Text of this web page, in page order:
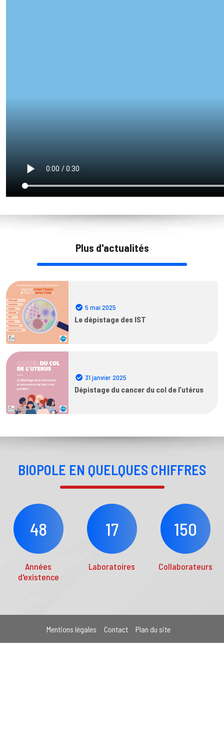
Plus d'actualités
5 mai 2025
Le dépistage des IST
31 janvier 2025
Dépistage du cancer du col de l’utérus
BIOPOLE EN QUELQUES CHIFFRES
48
Années
d'existence
17
Laboratoires
150
Collaborateurs
Mentions légales Contact Plan du site